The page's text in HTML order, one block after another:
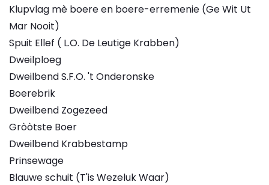
Klupvlag mè boere en boere-erremenie (Ge Wit Ut
Mar Nooit)
Spuit Ellef ( L.O. De Leutige Krabben)
Dweilploeg
Dweilbend S.F.O. 't Onderonske
Boerebrik
Dweilbend Zogezeed
Gròòtste Boer
Dweilbend Krabbestamp
Prinsewage
Blauwe schuit (T'is Wezeluk Waar)